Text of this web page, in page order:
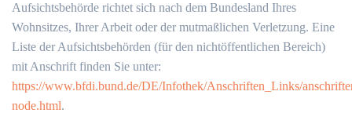
Aufsichtsbehörde richtet sich nach dem Bundesland Ihres
Wohnsitzes, Ihrer Arbeit oder der mutmaßlichen Verletzung. Eine
Liste der Aufsichtsbehörden (für den nichtöffentlichen Bereich)
mit Anschrift finden Sie unter:
https://www.bfdi.bund.de/DE/Infothek/Anschriften_Links/
node.html.